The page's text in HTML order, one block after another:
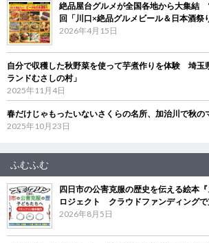
絶品屋台グルメが全国各地から大集結
回「川口×絶品グルメビール＆日本酒祭
2026年4月15日
自分で収穫した秋野菜を使って芋煮作りを体験 埼玉
ランドむさしの村」
2025年11月4日
春だけじゃもったいないさくらの名所、加治川で秋の
2025年10月23日
ふむふむ
四日市の公害克服の歴史を伝える絵本
ロジェクト クラウドファンディング
2026年8月5日